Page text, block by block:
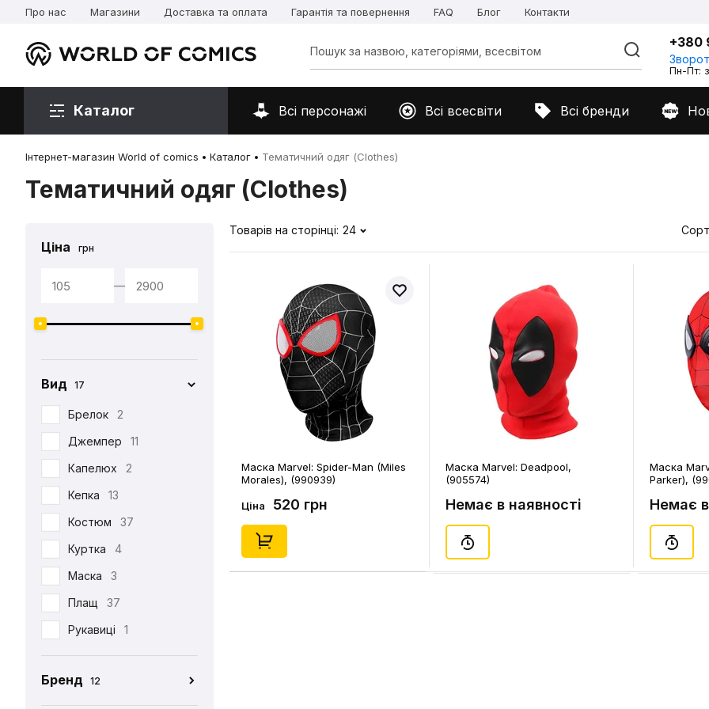
Про нас Магазини Доставка та оплата Гарантія та повернення FAQ Блог Контакти
+380
Пн-Пт:
Каталог Всі персонажі Всі всесвіти Всі бренди
Інтернет-магазин World of comics Каталог Тематичний одяг (Clothes)
Тематичний одяг (Clothes)
Ціна грн
—
Вид 17
Брелок
2
Джемпер
11
Капелюх
2
Кепка
13
Костюм
37
Куртка
4
Маска
3
Плащ
37
Рукавиці
1
Табі
37
Футболка
Бренд 12
Товарів на сторінці: 24
Маска Marvel: Spider-Man (Miles
Morales), (990939)
Ціна 520 грн
Маска Marvel: Deadpool,
(905574)
Немає в наявності
Маска
Parker),
Немає